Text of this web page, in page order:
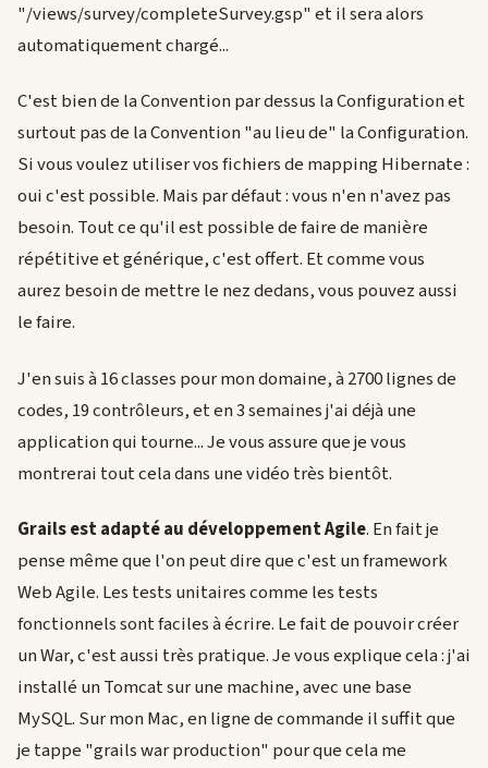
"/views/survey/completeSurvey.gsp" et il sera alors
automatiquement chargé...
C'est bien de la Convention par dessus la Configuration et
surtout pas de la Convention "au lieu de" la Configuration.
Si vous voulez utiliser vos fichiers de mapping Hibernate :
oui c'est possible. Mais par défaut : vous n'en n'avez pas
besoin. Tout ce qu'il est possible de faire de manière
répétitive et générique, c'est offert. Et comme vous
aurez besoin de mettre le nez dedans, vous pouvez aussi
le faire.
J'en suis à 16 classes pour mon domaine, à 2700 lignes de
codes, 19 contrôleurs, et en 3 semaines j'ai déjà une
application qui tourne... Je vous assure que je vous
montrerai tout cela dans une vidéo très bientôt.
Grails est adapté au développement Agile. En fait je
pense même que l'on peut dire que c'est un framework
Web Agile. Les tests unitaires comme les tests
fonctionnels sont faciles à écrire. Le fait de pouvoir créer
un War, c'est aussi très pratique. Je vous explique cela : j'ai
installé un Tomcat sur une machine, avec une base
MySQL. Sur mon Mac, en ligne de commande il suffit que
je tappe "grails war production" pour que cela me